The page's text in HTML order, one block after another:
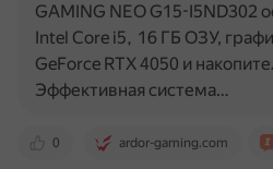
0 ardor-gaming.com
GAMING NEO G15-I5ND302
Intel Core i5, 16 ГБ ОЗУ,
GeForce RTX 4050 и
Эффективная система…